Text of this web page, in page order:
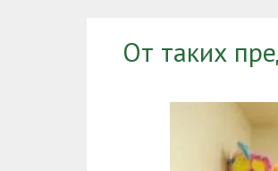
От таких